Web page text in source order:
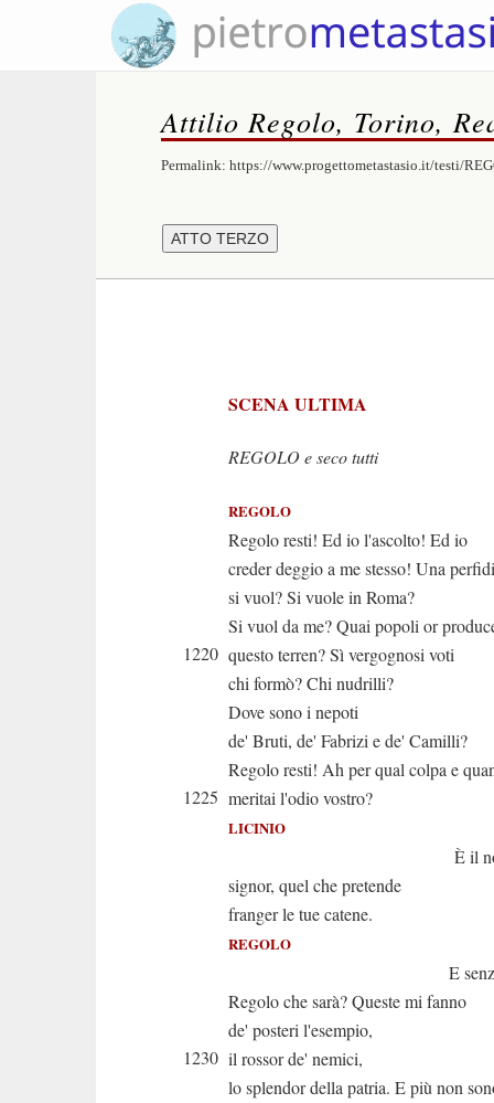
Attilio Regolo, Torino,
Permalink: https://www.progettometastasio.it/testi/
SCENA ULTIMA
REGOLO e seco tutti
REGOLO
Regolo resti! Ed io l'ascolto! Ed io
creder deggio a me stesso! Una
si vuol? Si vuole in Roma?
Si vuol da me? Quai popoli or
1220 questo terren? Sì vergognosi voti
chi formò? Chi nudrilli?
Dove sono i nepoti
de' Bruti, de' Fabrizi e de' Camilli?
Regolo resti! Ah per qual colpa e
1225 meritai l'odio vostro?
LICINIO
È il nostro
signor, quel che pretende
franger le tue catene.
REGOLO
E senza
Regolo che sarà? Queste mi fanno
de' posteri l'esempio,
1230 il rossor de' nemici,
lo splendor della patria. E più non